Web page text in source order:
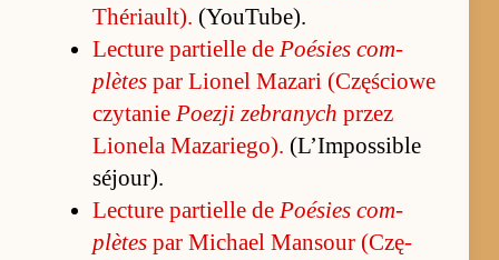
Thériaul­t). (YouTu­be).
Lec­ture par­tielle de Po­ésies com­
plètespar Lio­nel Ma­zari (Czę­ściowe
czytanie Po­ezji ze­branych przez
Lio­nela Ma­zarie­go). (L’Im­pos­sible
séjour).
Lec­ture par­tielle de Po­ésies com­
plètespar Mi­chael Man­sour (Czę­